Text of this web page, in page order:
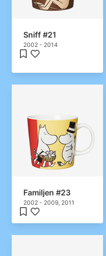
Sniff #21
2002 - 2014
Familjen #23
2002 - 2009, 2011